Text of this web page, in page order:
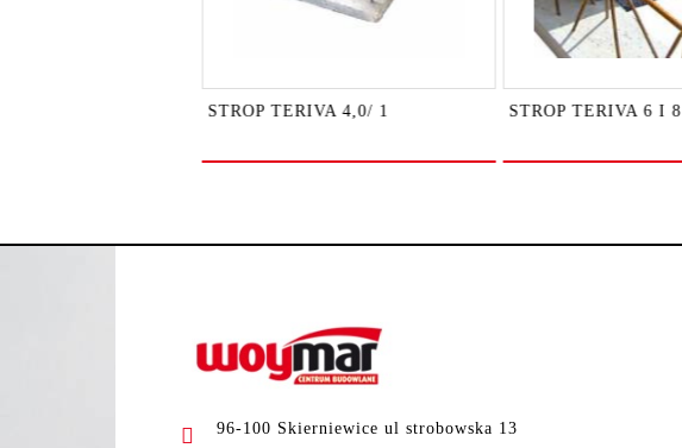
STROP TERIVA 4,0/ 1 STROP TERIVA 6 I 8
96-100 Skierniewice ul strobowska 13